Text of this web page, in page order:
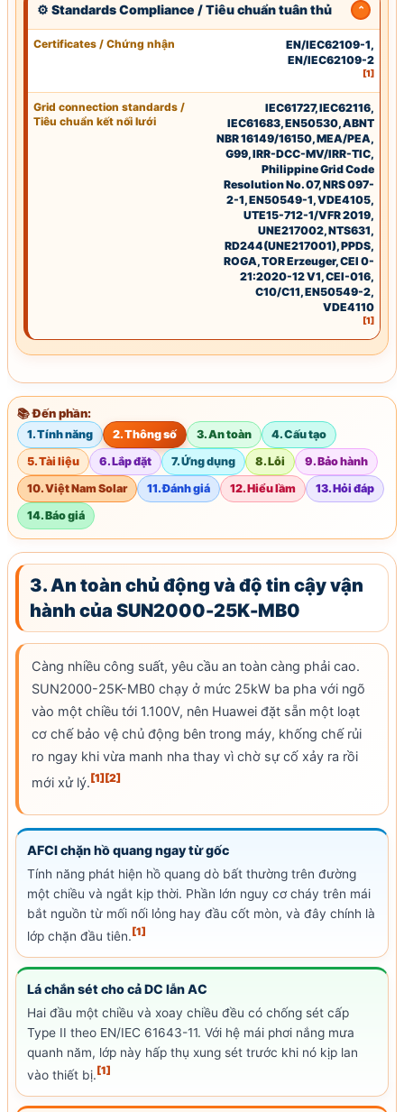
⚙ Standards Compliance / Tiêu chuẩn tuân thủ
Certificates / Chứng nhận EN/IEC62109-1,
EN/IEC62109-2
[1]
Grid connection standards /
Tiêu chuẩn kết nối lưới
IEC61727,IEC62116,
IEC61683, EN50530, ABNT
NBR 16149/16150,MEA/PEA,
G99, IRR-DCC-MV/IRR-TIC,
Philippine Grid Code
Resolution No. 07,NRS 097-
2-1,EN50549-1,VDE4105,
UTE15-712-1/VFR 2019,
UNE217002, NTS631,
RD244(UNE217001), PPDS,
ROGA, TOR Erzeuger,CEI 0-
21:2020-12 V1,CEI-016,
C10/C11, EN50549-2,
VDE4110
[1]
📚 Đến phần:
1. Tính năng 2. Thông số 3. An toàn
4. Cấu tạo
5. Tài liệu
6. Lắp đặt 7. Ứng dụng 8. Lỗi
9. Bảo hành
10. Việt Nam Solar
11. Đánh giá 12. Hiểu lầm
13. Hỏi đáp
14. Báo giá
3. An toàn chủ động và độ tin cậy vận
hành của SUN2000-25K-MB0
Càng nhiều công suất, yêu cầu an toàn càng phải cao.
SUN2000-25K-MB0 chạy ở mức 25kW ba pha với ngõ
vào một chiều tới 1.100V, nên Huawei đặt sẵn một loạt
cơ chế bảo vệ chủ động bên trong máy, khống chế rủi
ro ngay khi vừa manh nha thay vì chờ sự cố xảy ra rồi
mới xử lý.[1][2]
AFCI chặn hồ quang ngay từ gốc
Tính năng phát hiện hồ quang dò bất thường trên đường
một chiều và ngắt kịp thời. Phần lớn nguy cơ cháy trên mái
bắt nguồn từ mối nối lỏng hay đầu cốt mòn, và đây chính là
lớp chặn đầu tiên. [1]
Lá chắn sét cho cả DC lẫn AC
Hai đầu một chiều và xoay chiều đều có chống sét cấp
Type II theo EN/IEC 61643-11. Với hệ mái phơi nắng mưa
quanh năm, lớp này hấp thụ xung sét trước khi nó kịp lan
vào thiết bị. [1]